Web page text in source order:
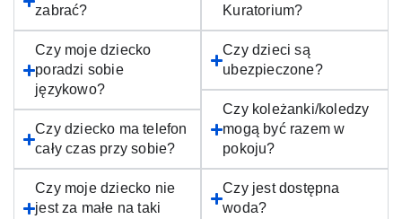
zabrać?
Czy moje dziecko
poradzi sobie
językowo?
Czy dziecko ma telefon
cały czas przy sobie?
Czy moje dziecko nie
jest za małe na taki
Kuratorium?
Czy dzieci są
ubezpieczone?
Czy koleżanki/koledzy
mogą być razem w
pokoju?
Czy jest dostępna
woda?